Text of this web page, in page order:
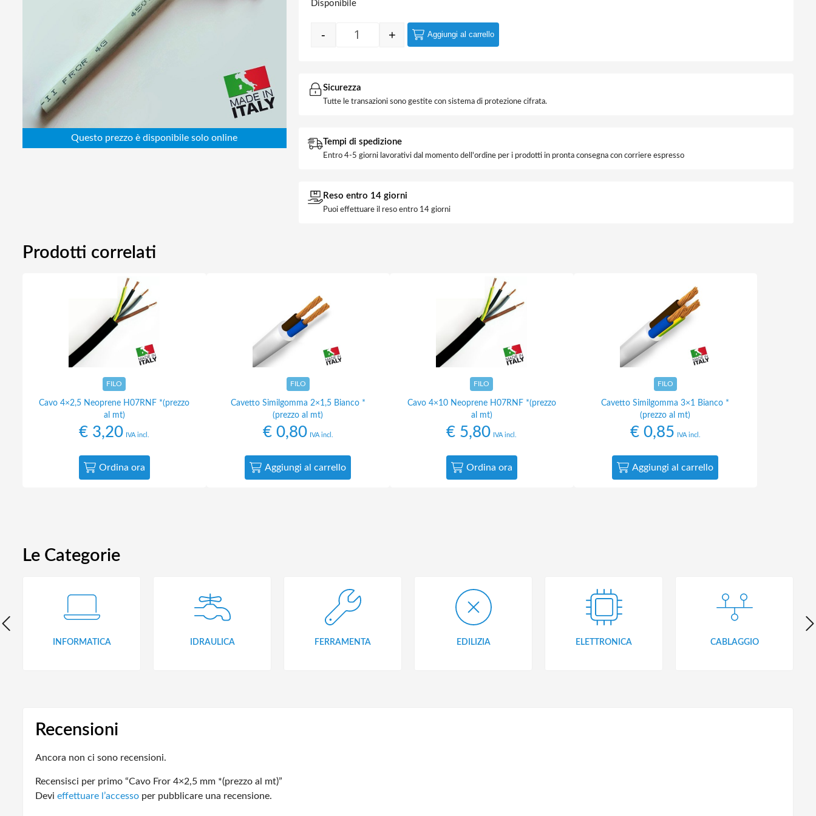
Abbigliamento da lavoro
Elettricità
Cablaggio
Elettronica
Edilizia
Disponibile
Cavo Fror 4x2,5 mm *(prezzo al mt) quantità
- + Aggiungi al carrello
Sicurezza
Tutte le transazioni sono gestite con sistema di protezione cifrata.
Tempi di spedizione
Entro 4-5 giorni lavorativi dal momento dell'ordine per i prodotti in pronta consegna con corriere espresso
Reso entro 14 giorni
Puoi effettuare il reso entro 14 giorni
Prodotti correlati
FILO
Cavo 4×2,5 Neoprene H07RNF *(prezzo
al mt)
€ 3,20 IVA incl.
Ordina ora
FILO
Cavetto Similgomma 2×1,5 Bianco *
(prezzo al mt)
€0,80 IVA incl.
Aggiungi al carrello
FILO
Cavo 4×10 Neoprene H07RNF *(prezzo
al mt)
€ 5,80 IVA incl.
Ordina ora
FILO
Cavetto Similgomma 3×1 Bianco *
(prezzo al mt)
€0,85 IVA incl.
Aggiungi al carrello
Le Categorie
INFORMATICA IDRAULICA FERRAMENTA EDILIZIA ELETTRONICA CABLAGGIO
Recensioni
Ancora non ci sono recensioni.
Recensisci per primo “Cavo Fror 4×2,5 mm *(prezzo al mt)”
Devi effettuare l’accesso per pubblicare una recensione.